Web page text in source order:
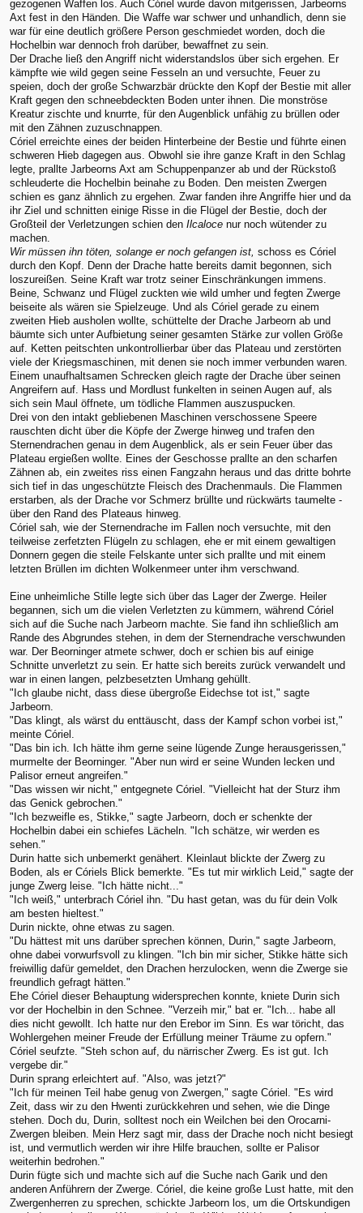
gezogenen Waffen los. Auch Córiel wurde davon mitgerissen, Jarbeorns
Axt fest in den Händen. Die Waffe war schwer und unhandlich, denn sie
war für eine deutlich größere Person geschmiedet worden, doch die
Hochelbin war dennoch froh darüber, bewaffnet zu sein.
Der Drache ließ den Angriff nicht widerstandslos über sich ergehen. Er
kämpfte wie wild gegen seine Fesseln an und versuchte, Feuer zu
speien, doch der große Schwarzbär drückte den Kopf der Bestie mit aller
Kraft gegen den schneebdeckten Boden unter ihnen. Die monströse
Kreatur zischte und knurrte, für den Augenblick unfähig zu brüllen oder
mit den Zähnen zuzuschnappen.
Córiel erreichte eines der beiden Hinterbeine der Bestie und führte einen
schweren Hieb dagegen aus. Obwohl sie ihre ganze Kraft in den Schlag
legte, prallte Jarbeorns Axt am Schuppenpanzer ab und der Rückstoß
schleuderte die Hochelbin beinahe zu Boden. Den meisten Zwergen
schien es ganz ähnlich zu ergehen. Zwar fanden ihre Angriffe hier und da
ihr Ziel und schnitten einige Risse in die Flügel der Bestie, doch der
Großteil der Verletzungen schien den Ilcaloce nur noch wütender zu
machen.
Wir müssen ihn töten, solange er noch gefangen ist, schoss es Córiel
durch den Kopf. Denn der Drache hatte bereits damit begonnen, sich
loszureißen. Seine Kraft war trotz seiner Einschränkungen immens.
Beine, Schwanz und Flügel zuckten wie wild umher und fegten Zwerge
beiseite als wären sie Spielzeuge. Und als Córiel gerade zu einem
zweiten Hieb ausholen wollte, schüttelte der Drache Jarbeorn ab und
bäumte sich unter Aufbietung seiner gesamten Stärke zur vollen Größe
auf. Ketten peitschten unkontrollierbar über das Plateau und zerstörten
viele der Kriegsmaschinen, mit denen sie noch immer verbunden waren.
Einem unaufhaltsamen Schrecken gleich ragte der Drache über seinen
Angreifern auf. Hass und Mordlust funkelten in seinen Augen auf, als
sich sein Maul öffnete, um tödliche Flammen auszuspucken.
Drei von den intakt gebliebenen Maschinen verschossene Speere
rauschten dicht über die Köpfe der Zwerge hinweg und trafen den
Sternendrachen genau in dem Augenblick, als er sein Feuer über das
Plateau ergießen wollte. Eines der Geschosse prallte an den scharfen
Zähnen ab, ein zweites riss einen Fangzahn heraus und das dritte bohrte
sich tief in das ungeschützte Fleisch des Drachenmauls. Die Flammen
erstarben, als der Drache vor Schmerz brüllte und rückwärts taumelte -
über den Rand des Plateaus hinweg.
Córiel sah, wie der Sternendrache im Fallen noch versuchte, mit den
teilweise zerfetzten Flügeln zu schlagen, ehe er mit einem gewaltigen
Donnern gegen die steile Felskante unter sich prallte und mit einem
letzten Brüllen im dichten Wolkenmeer unter ihm verschwand.
Eine unheimliche Stille legte sich über das Lager der Zwerge. Heiler
begannen, sich um die vielen Verletzten zu kümmern, während Córiel
sich auf die Suche nach Jarbeorn machte. Sie fand ihn schließlich am
Rande des Abgrundes stehen, in dem der Sternendrache verschwunden
war. Der Beorninger atmete schwer, doch er schien bis auf einige
Schnitte unverletzt zu sein. Er hatte sich bereits zurück verwandelt und
war in einen langen, pelzbesetzten Umhang gehüllt.
"Ich glaube nicht, dass diese übergroße Eidechse tot ist," sagte
Jarbeorn.
"Das klingt, als wärst du enttäuscht, dass der Kampf schon vorbei ist,"
meinte Córiel.
"Das bin ich. Ich hätte ihm gerne seine lügende Zunge herausgerissen,"
murmelte der Beorninger. "Aber nun wird er seine Wunden lecken und
Palisor erneut angreifen."
"Das wissen wir nicht," entgegnete Córiel. "Vielleicht hat der Sturz ihm
das Genick gebrochen."
"Ich bezweifle es, Stikke," sagte Jarbeorn, doch er schenkte der
Hochelbin dabei ein schiefes Lächeln. "Ich schätze, wir werden es
sehen."
Durin hatte sich unbemerkt genähert. Kleinlaut blickte der Zwerg zu
Boden, als er Córiels Blick bemerkte. "Es tut mir wirklich Leid," sagte der
junge Zwerg leise. "Ich hätte nicht..."
"Ich weiß," unterbrach Córiel ihn. "Du hast getan, was du für dein Volk
am besten hieltest."
Durin nickte, ohne etwas zu sagen.
"Du hättest mit uns darüber sprechen können, Durin," sagte Jarbeorn,
ohne dabei vorwurfsvoll zu klingen. "Ich bin mir sicher, Stikke hätte sich
freiwillig dafür gemeldet, den Drachen herzulocken, wenn die Zwerge sie
freundlich gefragt hätten."
Ehe Córiel dieser Behauptung widersprechen konnte, kniete Durin sich
vor der Hochelbin in den Schnee. "Verzeih mir," bat er. "Ich... habe all
dies nicht gewollt. Ich hatte nur den Erebor im Sinn. Es war töricht, das
Wohlergehen meiner Freude der Erfüllung meiner Träume zu opfern."
Córiel seufzte. "Steh schon auf, du närrischer Zwerg. Es ist gut. Ich
vergebe dir."
Durin sprang erleichtert auf. "Also, was jetzt?"
"Ich für meinen Teil habe genug von Zwergen," sagte Córiel. "Es wird
Zeit, dass wir zu den Hwenti zurückkehren und sehen, wie die Dinge
stehen. Doch du, Durin, solltest noch ein Weilchen bei den Orocarni-
Zwergen bleiben. Mein Herz sagt mir, dass der Drache noch nicht besiegt
ist, und vermutlich werden wir ihre Hilfe brauchen, sollte er Palisor
weiterhin bedrohen."
Durin fügte sich und machte sich auf die Suche nach Garik und den
anderen Anführern der Zwerge. Córiel, die keine große Lust hatte, mit den
Zwergenherren zu sprechen, schickte Jarbeorn los, um die Ortskundigen